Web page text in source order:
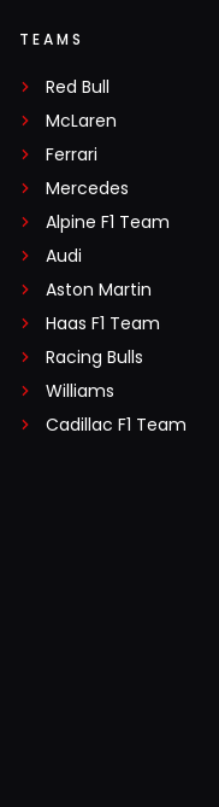
TEAMS
Red Bull
McLaren
Ferrari
Mercedes
Alpine F1 Team
Audi
Aston Martin
Haas F1 Team
Racing Bulls
Williams
Cadillac F1 Team